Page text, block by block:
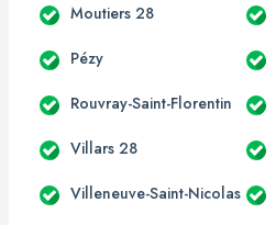
Moutiers 28
Pézy
Rouvray-Saint-Florentin
Villars 28
Villeneuve-Saint-Nicolas